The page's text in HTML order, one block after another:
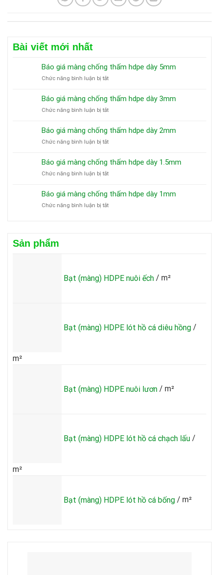
Bài viết mới nhất
Báo giá màng chống thấm hdpe dày 5mm
Chức năng bình luận bị tắtở
giá
màng
chống
hdpe
5mm
Báo giá màng chống thấm hdpe dày 3mm
Chức năng bình luận bị tắtở
giá
màng
chống
hdpe
3mm
Báo giá màng chống thấm hdpe dày 2mm
Chức năng bình luận bị tắtở
giá
màng
chống
hdpe
2mm
Báo giá màng chống thấm hdpe dày 1.5mm
Chức năng bình luận bị tắtở
giá
màng
chống
Báo giá màng chống thấm hdpe dày 1mm
Chức năng bình luận bị tắtở
Sản phẩm
Bạt (màng) HDPE nuôi ếch / m²
Bạt (màng) HDPE lót hồ cá diêu hồng /
m²
Bạt (màng) HDPE nuôi lươn / m²
Bạt (màng) HDPE lót hồ cá chạch lấu /
m²
Bạt (màng) HDPE lót hồ cá bống / m²